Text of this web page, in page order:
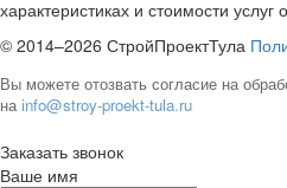
характеристиках и стоимости
© 2014–2026 СтройПроектТула
Вы можете отозвать согласие на
на info@stroy-proekt-tula.ru
Заказать звонок
Ваше имя